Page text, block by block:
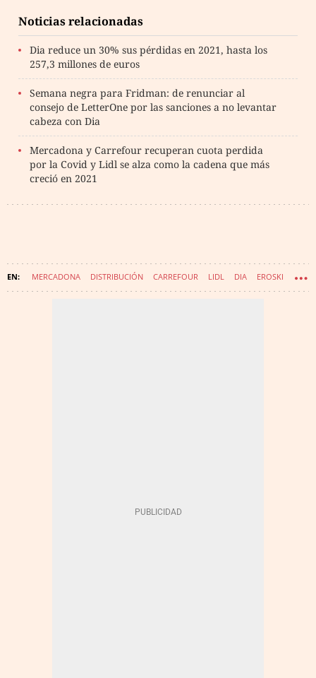
Noticias relacionadas
Dia reduce un 30% sus pérdidas en 2021, hasta los
257,3 millones de euros
Semana negra para Fridman: de renunciar al
consejo de LetterOne por las sanciones a no levantar
cabeza con Dia
Mercadona y Carrefour recuperan cuota perdida
por la Covid y Lidl se alza como la cadena que más
creció en 2021
MERCADONA DISTRIBUCIÓN CARREFOUR LIDL DIA EROSKI